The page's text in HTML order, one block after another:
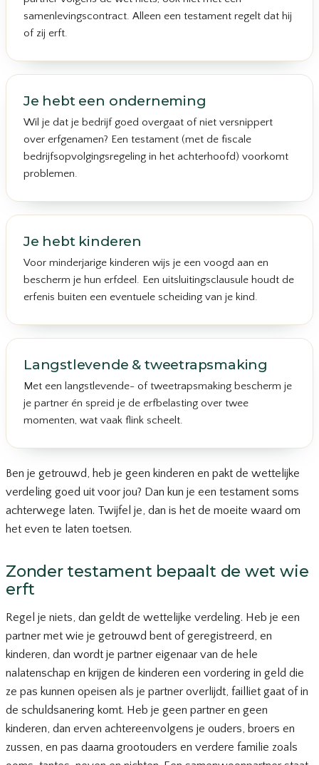
samenlevingscontract. Alleen een testament regelt dat hij
of zij erft.
Je hebt een onderneming
Wil je dat je bedrijf goed overgaat of niet versnippert
over erfgenamen? Een testament (met de fiscale
bedrijfsopvolgingsregeling in het achterhoofd) voorkomt
problemen.
Je hebt kinderen
Voor minderjarige kinderen wijs je een voogd aan en
bescherm je hun erfdeel. Een uitsluitingsclausule houdt de
erfenis buiten een eventuele scheiding van je kind.
Langstlevende & tweetrapsmaking
Met een langstlevende- of tweetrapsmaking bescherm je
je partner én spreid je de erfbelasting over twee
momenten, wat vaak flink scheelt.
Ben je getrouwd, heb je geen kinderen en pakt de wettelijke
verdeling goed uit voor jou? Dan kun je een testament soms
achterwege laten. Twijfel je, dan is het de moeite waard om
het even te laten toetsen.
Zonder testament bepaalt de wet wie
erft
Regel je niets, dan geldt de wettelijke verdeling. Heb je een
partner met wie je getrouwd bent of geregistreerd, en
kinderen, dan wordt je partner eigenaar van de hele
nalatenschap en krijgen de kinderen een vordering in geld die
ze pas kunnen opeisen als je partner overlijdt, failliet gaat of in
de schuldsanering komt. Heb je geen partner en geen
kinderen, dan erven achtereenvolgens je ouders, broers en
zussen, en pas daarna grootouders en verdere familie zoals